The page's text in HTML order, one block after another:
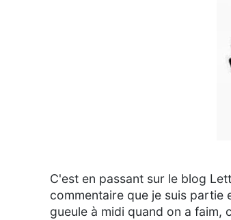
C'est en passant sur le blog
commentaire que je suis partie
gueule à midi quand on a faim,